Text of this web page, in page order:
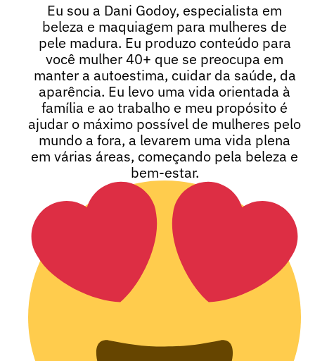
Eu sou a Dani Godoy, especialista em
beleza e maquiagem para mulheres de
pele madura. Eu produzo conteúdo para
você mulher 40+ que se preocupa em
manter a autoestima, cuidar da saúde, da
aparência. Eu levo uma vida orientada à
família e ao trabalho e meu propósito é
ajudar o máximo possível de mulheres pelo
mundo a fora, a levarem uma vida plena
em várias áreas, começando pela beleza e
bem-estar.